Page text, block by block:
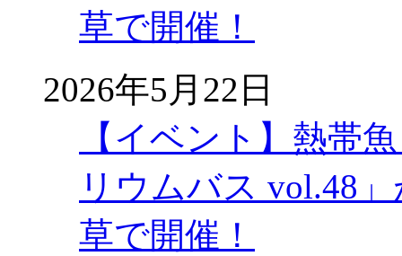
草で開催！
2026年5月22日
【イベント】熱帯
リウムバス vol.48
草で開催！